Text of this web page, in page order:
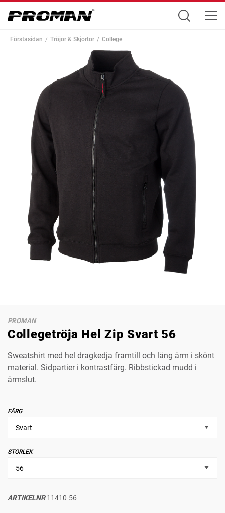
Förstasidan Tröjor & Skjortor College
PROMAN
Collegetröja Hel Zip Svart 56
Sweatshirt med hel dragkedja framtill och lång ärm i skönt
material. Sidpartier i kontrastfärg. Ribbstickad mudd i
ärmslut.
FÄRG
STORLEK
ARTIKELNR11410-56